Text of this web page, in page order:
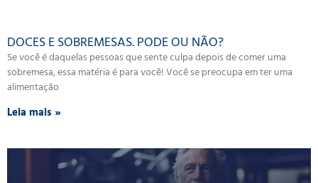
DOCES E SOBREMESAS. PODE OU NÃO?
Se você é daquelas pessoas que sente culpa depois de comer uma
sobremesa, essa matéria é para você! Você se preocupa em ter uma
alimentação
Leia mais »